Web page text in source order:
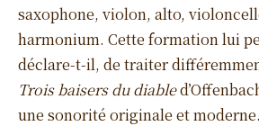
saxophone, violon, alto,
harmonium. Cette formation lui
déclare-t-il, de traiter
Trois baisers du diable
une sonorité originale et